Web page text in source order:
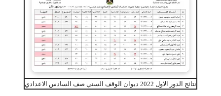
نتائج الدور الاول 2022 ديوان الوقف السني صف السادس الاعدادي